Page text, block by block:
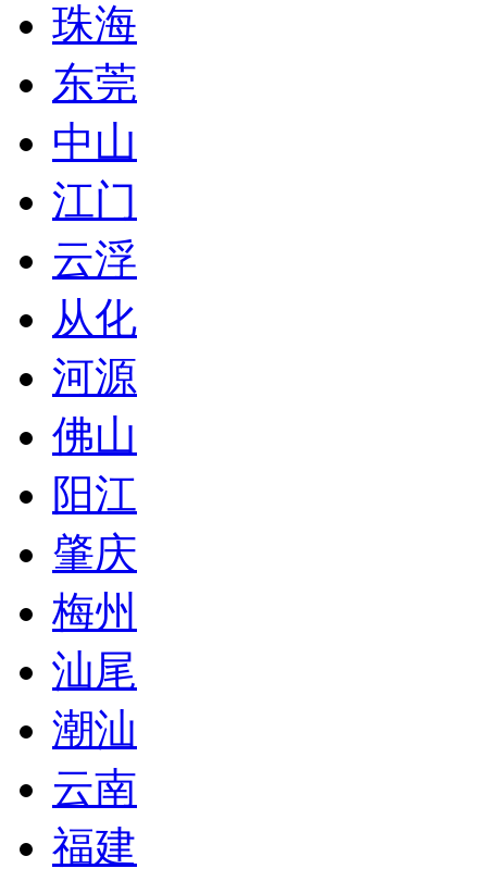
珠海
东莞
中山
江门
云浮
从化
河源
佛山
阳江
肇庆
梅州
汕尾
潮汕
云南
福建